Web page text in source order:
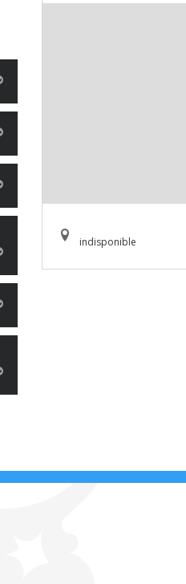
indisponible